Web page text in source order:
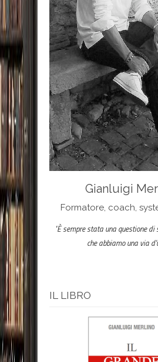
Gianluigi
Formatore, coach,
"È sempre stata una questione di
che abbiamo una via
IL LIBRO